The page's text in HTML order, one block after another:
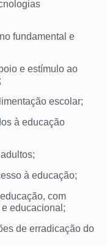
fundamental e
e estímulo ao
escolar;
à educação
à educação;
com
educacional;
de erradicação do